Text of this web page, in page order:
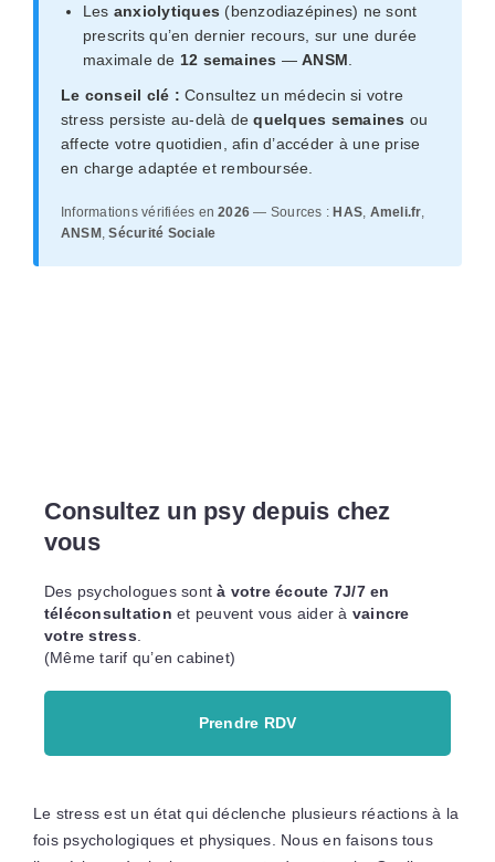
Les anxiolytiques (benzodiazépines) ne sont
prescrits qu’en dernier recours, sur une durée
maximale de 12 semaines —ANSM
Le conseil clé : Consultez un médecin si votre
stress persiste au-delà dequelques semaines ou
affecte votre quotidien, afin d’accéder à une prise
en charge adaptée et remboursée.
Informations vérifiées en2026 — Sources : HAS, Ameli.fr,
ANSM ,Sécurité Sociale
Consultez un psy depuis chez
vous
Des psychologues sontà votre écoute 7J/7 en
téléconsultationet peuvent vous aider à vaincre
votre stress
(Même tarif qu’en cabinet)
Prendre RDV
Le stress est un état qui déclenche plusieurs réactions à la
fois psychologiques et physiques. Nous en faisons tous